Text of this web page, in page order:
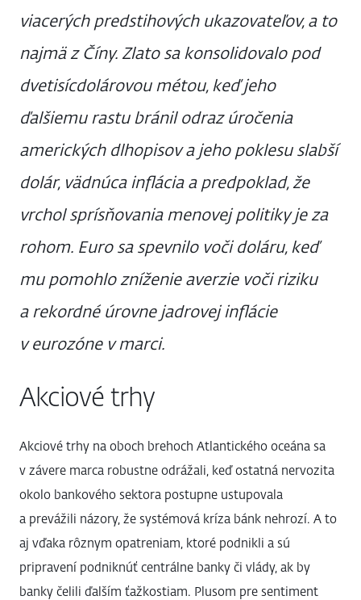
viacerých predstihových ukazovateľov, a to
najmä z Číny. Zlato sa konsolidovalo pod
dvetisícdolárovou métou, keď jeho
ďalšiemu rastu bránil odraz úročenia
amerických dlhopisov a jeho poklesu slabší
dolár, vädnúca inflácia a predpoklad, že
vrchol sprísňovania menovej politiky je za
rohom. Euro sa spevnilo voči doláru, keď
mu pomohlo zníženie averzie voči riziku
a rekordné úrovne jadrovej inflácie
v eurozóne v marci.
Akciové trhy
Akciové trhy na oboch brehoch Atlantického oceána sa
v závere marca robustne odrážali, keď ostatná nervozita
okolo bankového sektora postupne ustupovala
a prevážili názory, že systémová kríza bánk nehrozí. A to
aj vďaka rôznym opatreniam, ktoré podnikli a sú
pripravení podniknúť centrálne banky či vlády, ak by
banky čelili ďalším ťažkostiam. Plusom pre sentiment